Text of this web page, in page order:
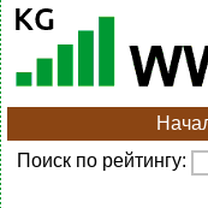
Поиск по рейтингу: